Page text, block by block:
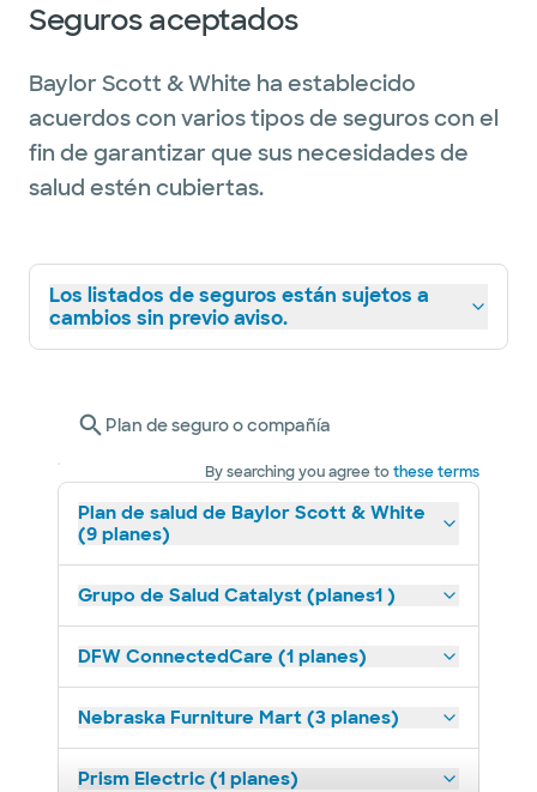
Seguros aceptados
Baylor Scott & White ha establecido
acuerdos con varios tipos de seguros con el
fin de garantizar que sus necesidades de
salud estén cubiertas.
Los listados de seguros están sujetos a
cambios sin previo aviso.
Plan de seguro o compañía
By searching you agree tothese terms
Plan de salud de Baylor Scott & White
(9 planes)
Grupo de Salud Catalyst (planes1 )
DFW ConnectedCare (1 planes)
Nebraska Furniture Mart (3 planes)
Prism Electric (1 planes)